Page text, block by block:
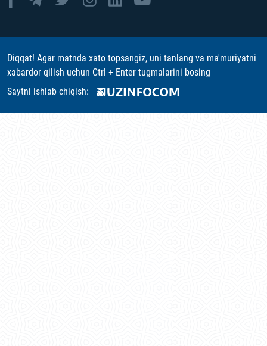
Diqqat! Agar matnda xato topsangiz, uni tanlang va ma'muriyatni
xabardor qilish uchun Ctrl + Enter tugmalarini bosing
Saytni ishlab chiqish: